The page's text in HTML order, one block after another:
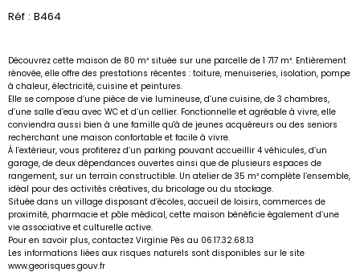
Réf : B464
Découvrez cette maison de 80 m² située sur une parcelle de 1 717 m². Entièrement
rénovée, elle offre des prestations récentes : toiture, menuiseries, isolation, pompe
à chaleur, électricité, cuisine et peintures.
Elle se compose d’une pièce de vie lumineuse, d’une cuisine, de 3 chambres,
d’une salle d’eau avec WC et d’un cellier. Fonctionnelle et agréable à vivre, elle
conviendra aussi bien à une famille qu'à de jeunes acquéreurs ou des seniors
recherchant une maison confortable et facile à vivre.
À l’extérieur, vous profiterez d’un parking pouvant accueillir 4 véhicules, d’un
garage, de deux dépendances ouvertes ainsi que de plusieurs espaces de
rangement, sur un terrain constructible. Un atelier de 35 m² complète l’ensemble,
idéal pour des activités créatives, du bricolage ou du stockage.
Située dans un village disposant d’écoles, accueil de loisirs, commerces de
proximité, pharmacie et pôle médical, cette maison bénéficie également d’une
vie associative et culturelle active.
Pour en savoir plus, contactez Virginie Pès au 06.17.32.68.13
Les informations liées aux risques naturels sont disponibles sur le site
www.georisques.gouv.fr